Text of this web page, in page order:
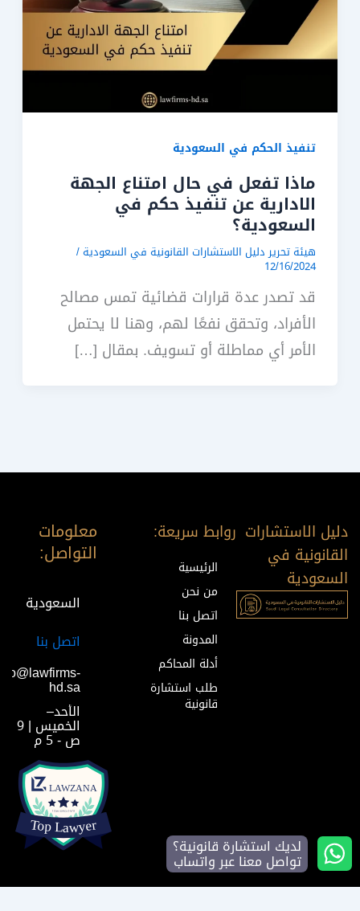
تنفيذ الحكم في السعودية
ماذا تفعل في حال امتناع الجهة
الادارية عن تنفيذ حكم في
السعودية؟
هيئة تحرير دليل الاستشارات القانونية في السعودية /
12/16/2024
قد تصدر عدة قرارات قضائية تمس مصالح
الأفراد، وتحقق نفعًا لهم، وهنا لا يحتمل
الأمر أي مماطلة أو تسويف. بمقال […]
دليل الاستشارات
القانونية في
السعودية
روابط سريعة:
الرئيسية
من نحن
اتصل بنا
المدونة
أدلة المحاكم
طلب استشارة
قانونية
معلومات
التواصل:
السعودية
اتصل بنا
hd.sa
الأحد–
الخميس | 9
ص - 5 م
لديك استشارة قانونية؟
تواصل معنا عبر واتساب